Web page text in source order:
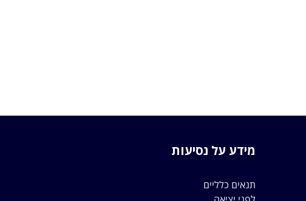
מידע על נסיעות
תנאים כלליים